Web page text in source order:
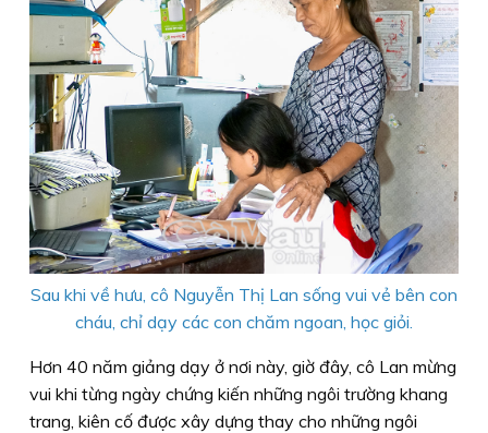
Sau khi về hưu, cô Nguyễn Thị Lan sống vui vẻ bên con
cháu, chỉ dạy các con chăm ngoan, học giỏi.
Hơn 40 năm giảng dạy ở nơi này, giờ đây, cô Lan mừng
vui khi từng ngày chứng kiến những ngôi trường khang
trang, kiên cố được xây dựng thay cho những ngôi